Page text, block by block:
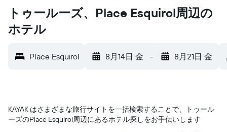
トゥールーズ、Place Esquirol周辺の
ホテル
Place Esquirol 8月14日 金 - 8月21日 金
KAYAK はさまざまな旅行サイトを一括検索することで、トゥール
ーズ​のPlace Esquirol​周辺にあるホテル探しをお手伝いします